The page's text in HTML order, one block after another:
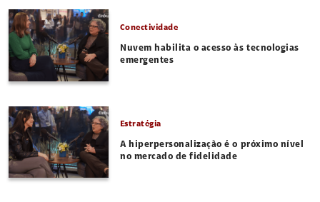
Conectividade
Nuvem habilita o acesso às tecnologias
emergentes
Estratégia
A hiperpersonalização é o próximo nível
no mercado de fidelidade